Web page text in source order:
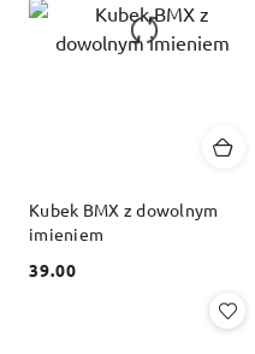
Kubek BMX z dowolnym
imieniem
Cena:
39.00